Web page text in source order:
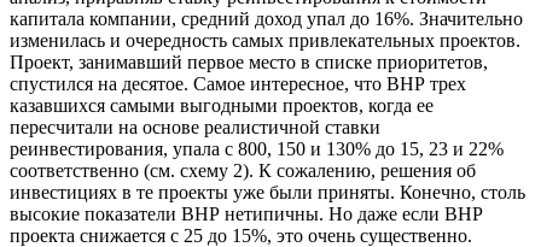
капитала компании, средний доход упал до 16%. Значительно
изменилась и очередность самых привлекательных проектов.
Проект, занимавший первое место в списке приоритетов,
спустился на десятое. Самое интересное, что ВНР трех
казавшихся самыми выгодными проектов, когда ее
пересчитали на основе реалистичной ставки
реинвестирования, упала с 800, 150 и 130% до 15, 23 и 22%
соответственно (см. схему 2). К сожалению, решения об
инвестициях в те проекты уже были приняты. Конечно, столь
высокие показатели ВНР нетипичны. Но даже если ВНР
проекта снижается с 25 до 15%, это очень существенно.